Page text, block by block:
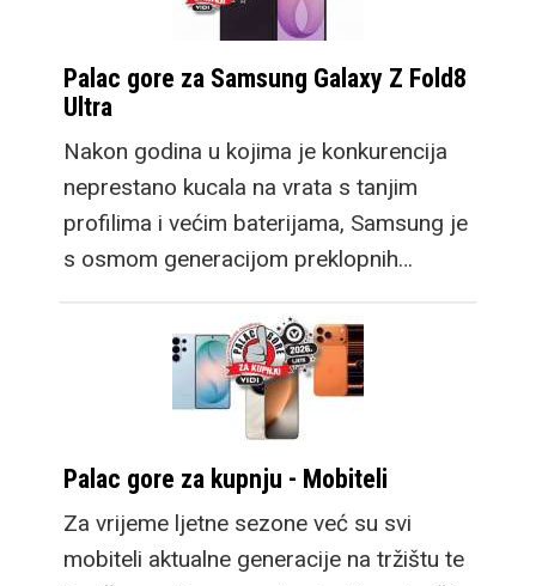
Palac gore za Samsung Galaxy Z Fold8
Ultra
Nakon godina u kojima je konkurencija
neprestano kucala na vrata s tanjim
profilima i većim baterijama, Samsung je
s osmom generacijom preklopnih…
Palac gore za kupnju - Mobiteli
Za vrijeme ljetne sezone već su svi
mobiteli aktualne generacije na tržištu te